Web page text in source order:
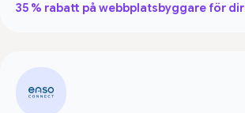
35 % rabatt på webbplatsbyggare för